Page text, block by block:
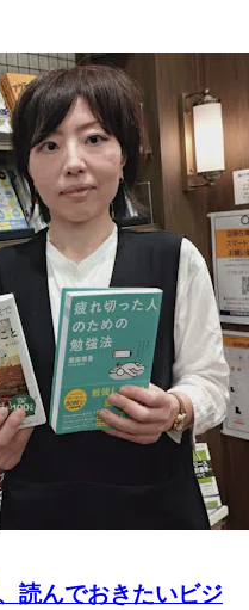
読んでおきたいビジ